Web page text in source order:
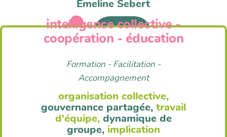
Anim'Agil
Emeline Sebert
intelligence collective -
coopération - éducation
Formation - Facilitation -
Accompagnement
organisation collective,
gouvernance partagée, travail
d'équipe, dynamique de
groupe, implication